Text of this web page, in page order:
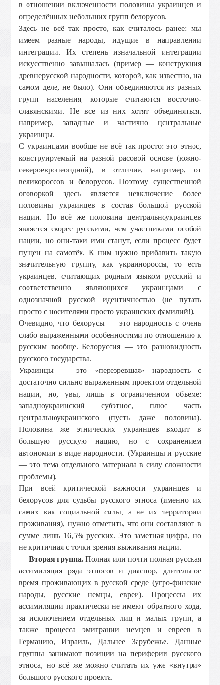
в отношении включенности половины украинцев и
определённых небольших групп белорусов.
Здесь не всё так просто, как считалось ранее: мы
имеем разные народы, идущие в направлении
интеграции. Их степень изначальной интеграции
искусственно завышалась (пример — конструкция
древнерусской народности, которой, как известно, на
самом деле, не было). Они объединяются из разных
групп населения, которые считаются восточно-
славянскими. Не все из них хотят объединяться,
например, западные и частично центральные
украинцы.
С украинцами вообще не всё так просто: это этнос,
конструируемый на разной расовой основе (южно-
североевропеоидной), в отличие, например, от
великороссов и белорусов. Поэтому существенной
оговоркой здесь является невключение более
половины украинцев в состав большой русской
нации. Но всё же половина центральноукраинцев
является скорее русскими, чем участниками особой
нации, но они-таки ими станут, если процесс будет
пущен на самотёк. К ним нужно прибавить такую
значительную группу, как украинороссы, то есть
украинцев, считающих родным языком русский и
соответственно являющихся украинцами с
однозначной русской идентичностью (не путать
просто с носителями просто украинских фамилий!).
Очевидно, что белорусы — это народность с очень
слабо выраженными особенностями по отношению к
русским вообще. Белоруссия — это разновидность
русского государства.
Украинцы — это «перезревшая» народность с
достаточно сильно выраженным проектом отдельной
нации, но, увы, лишь в ограниченном объеме:
западноукраинский субэтнос, плюс часть
центральноукраинского (пусть даже половина).
Половина же этнических украинцев входит в
большую русскую нацию, но с сохранением
автономии в виде народности. (Украинцы и русские
— это тема отдельного материала в силу сложности
проблемы).
При всей критической важности украинцев и
белорусов для судьбы русского этноса (именно их
самих как социальной силы, а не их территории
проживания), нужно отметить, что они составляют в
сумме лишь 16,5% русских. Это заметная цифра, но
не критичная с точки зрения выживания нации.
— Вторая группа. Полная или почти полная русская
ассимиляция ряда этносов и диаспор, длительное
время проживающих в русской среде (угро-финские
народы, русские немцы, евреи). Процессы их
ассимиляции практически не имеют обратного хода,
за исключением отдельных лиц и малых групп, а
также процесса эмиграции немцев и евреев в
Германию, Израиль, Дальнее Зарубежье. Данные
группы занимают позиции на периферии русского
этноса, но всё же можно считать их уже «внутри»
большого русского проекта.